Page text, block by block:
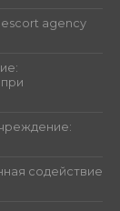
escort agency
содействие